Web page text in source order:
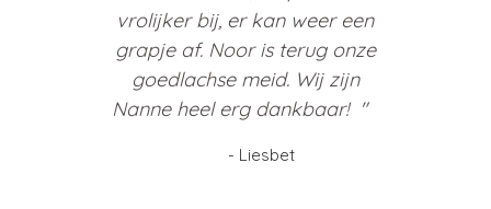
vrolijker bij, er kan weer een
grapje af. Noor is terug onze
goedlachse meid. Wij zijn
Nanne heel erg dankbaar!
- Liesbet